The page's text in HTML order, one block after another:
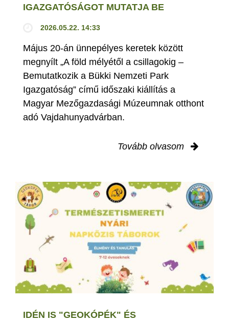
IGAZGATÓSÁGOT MUTATJA BE
2026.05.22. 14:33
Május 20-án ünnepélyes keretek között
megnyílt „A föld mélyétől a csillagokig –
Bemutatkozik a Bükki Nemzeti Park
Igazgatóság” című időszaki kiállítás a
Magyar Mezőgazdasági Múzeumnak otthont
adó Vajdahunyadvárban.
Tovább olvasom
IDÉN IS "GEOKÓPÉK" ÉS